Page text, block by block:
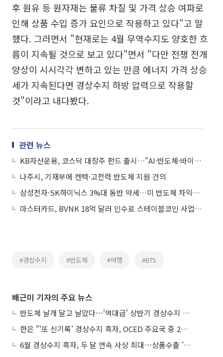
후 원유 등 원자재는 물류 차질 및 가격 상승 여파로
인해 상품 수입 증가 요인으로 작용하고 있다"고 말
했다. 그러면서 "현재로는 4월 무역수지도 양호한 흐
름이 지속될 것으로 보고 있다"면서 "다만 전쟁 전개
양상이 시시각각 변하고 있는 만큼 에너지 가격 상승
세가 지속된다면 경상수지 하방 압력으로 작용할
것"이라고 내다봤다.
관련 뉴스
KB자산운용, 코스닥 대장주 펀드 출시…"AI·반도체·바이오 한 번에"
나주시, 기재부에 켄텍·고전력 반도체 지원 건의
삼성전자·SK하이닉스 3%대 동반 약세…미 반도체 차익실현·중동 리스크에 '휘청'
마스터카드, BVNK 18억 달러 인수로 스테이블코인 사업 본격 확장
#경상수지 #반도체 #여행 #BTS
배근미 기자의 주요 뉴스
반도체 날개 달고 날았다⋯'역대급' 상반기 경상수지 흑자 2000억달러 육박
한은 "'또 신기록' 경상수지 흑자, OCED 주요국 중 2위⋯반도체 수출 효과"
6월 경상수지 흑자, 두 달 연속 사상 최대⋯상품수출 '첫 1000억달러' 상회